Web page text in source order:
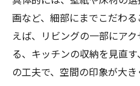
画など、細部にまでこだわ
えば、リビングの一部にア
る、キッチンの収納を見直
の工夫で、空間の印象が大き